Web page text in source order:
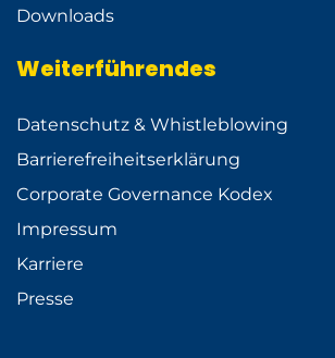
Downloads
Weiterführendes
Datenschutz & Whistleblowing
Barrierefreiheitserklärung
Corporate Governance Kodex
Impressum
Karriere
Presse